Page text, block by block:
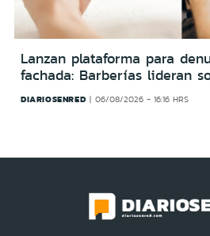
Lanzan plataforma para
fachada: Barberías lideran
DIARIOSENRED 06/08/2026 - 16:16 HRS